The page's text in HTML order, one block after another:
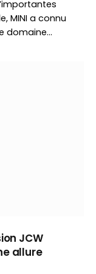
MINI a connu
domaine…
JCW
allure